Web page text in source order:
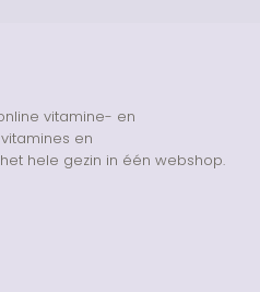
vitamine- en
en
hele gezin in één webshop.